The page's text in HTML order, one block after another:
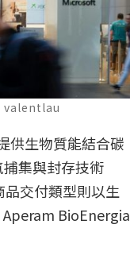
valentlau
供生物質能結合碳
集與封存技術
品交付類型則以生
BioEnergia